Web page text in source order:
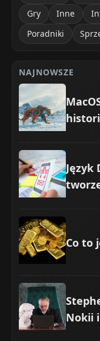
Gry
Inne
Poradniki
NAJNOWSZE
Język
Co to
Nokii